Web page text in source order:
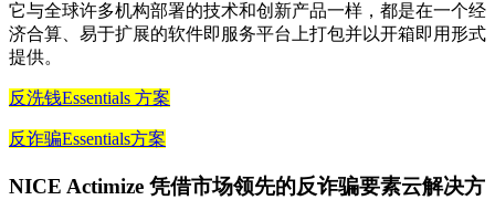
它与全球许多机构部署的技术和创新产品一样，都是在一个经
济合算、易于扩展的软件即服务平台上打包并以开箱即用形式
提供。
反洗钱Essentials 方案
反诈骗Essentials方案
NICE Actimize 凭借市场领先的反诈骗要素云解决方